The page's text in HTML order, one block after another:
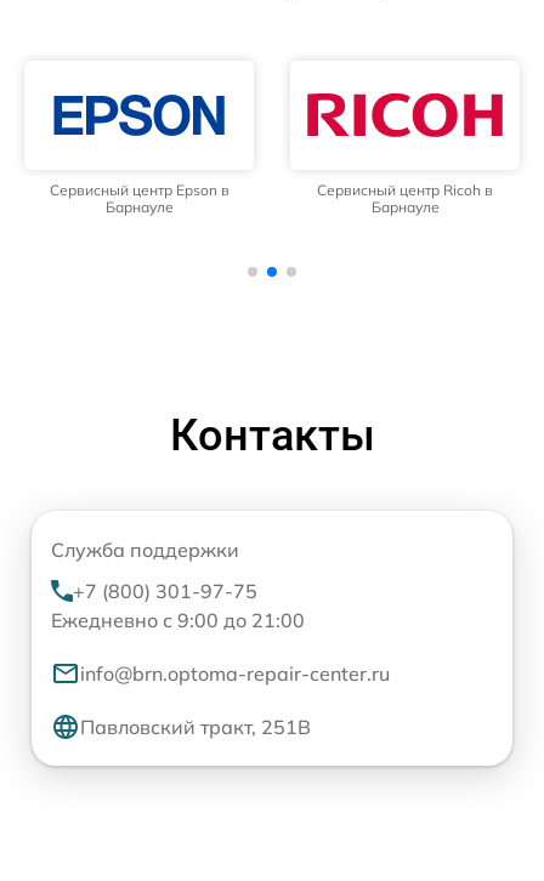
Сервисный центр Epson в
Барнауле
Сервисный центр Ricoh в
Барнауле
Контакты
Служба поддержки
+7 (800) 301-97-75
Ежедневно с 9:00 до 21:00
info@brn.optoma-repair-center.ru
Павловский тракт, 251В